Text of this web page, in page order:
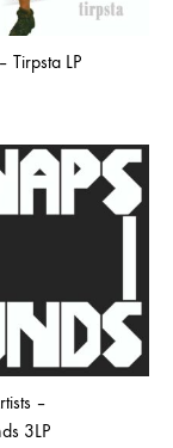
Tirpsta LP
–
3LP